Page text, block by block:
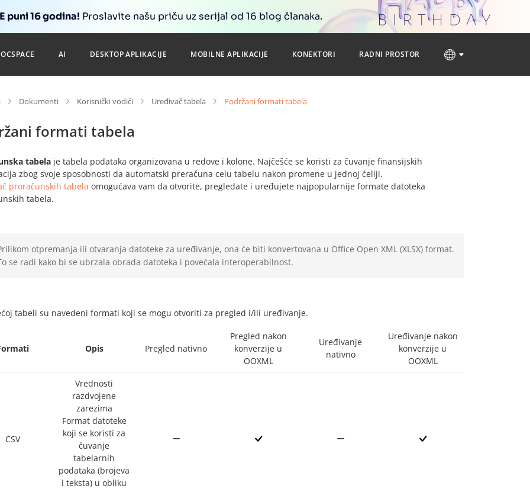
puni 16 godina! Proslavite našu priču uz serijal od 16 blog članaka.
AI DESKTOP APLIKACIJE MOBILNE APLIKACIJE KONEKTORI RADNI PROSTOR
Dokumenti Korisnički vodiči Uređivač tabela Podržani formati tabela
formati tabela
tabela je tabela podataka organizovana u redove i kolone. Najčešće se koristi za čuvanje finansijskih
zbog svoje sposobnosti da automatski preračuna celu tabelu nakon promene u jednoj ćeliji.
proračunskih tabela omogućava vam da otvorite, pregledate i uređujete najpopularnije formate datoteka
tabela.
otpremanja ili otvaranja datoteke za uređivanje, ona će biti konvertovana u Office Open XML (XLSX) format.
se radi kako bi se ubrzala obrada datoteka i povećala interoperabilnost.
tabeli su navedeni formati koji se mogu otvoriti za pregled i/ili uređivanje.
Opis Pregled nativno
Pregled nakon
konverzije u
OOXML
Uređivanje
nativno
Uređivanje nakon
konverzije u
OOXML
CSV
Vrednosti
razdvojene
zarezima
Format datoteke
koji se koristi za
čuvanje
tabelarnih
podataka (brojeva
i teksta) u obliku